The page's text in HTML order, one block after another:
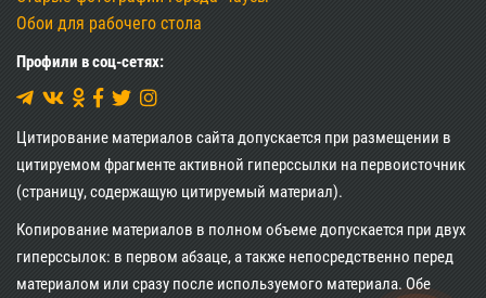
Обои для рабочего стола
Профили в соц-сетях:
Цитирование материалов сайта допускается при размещении в
цитируемом фрагменте активной гиперссылки на первоисточник
(страницу, содержащую цитируемый материал).
Копирование материалов в полном объеме допускается при двух
гиперссылок: в первом абзаце, а также непосредственно перед
материалом или сразу после используемого материала. Обе